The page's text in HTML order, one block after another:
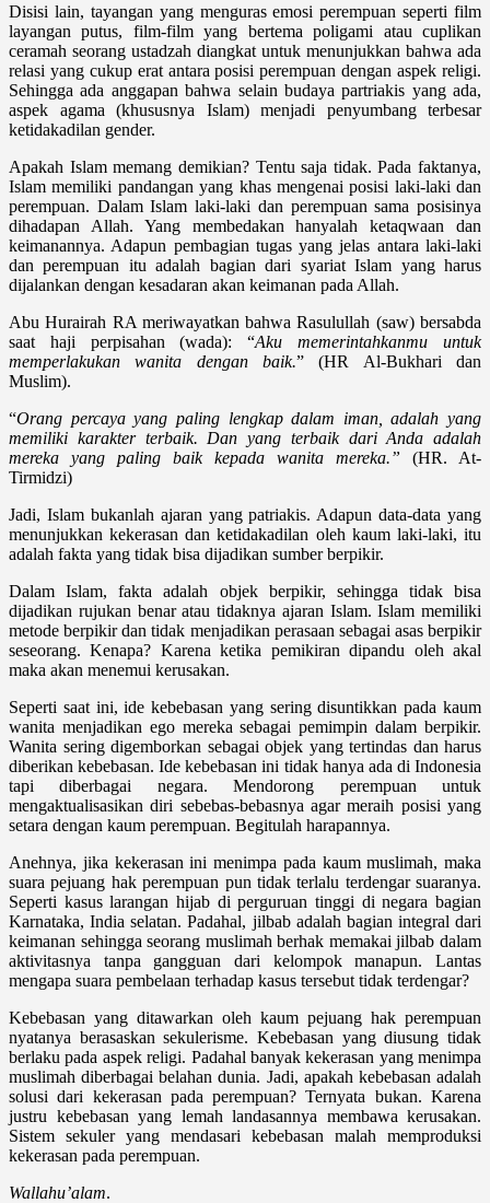
Disisi lain, tayangan yang menguras emosi perempuan seperti film
layangan putus, film-film yang bertema poligami atau cuplikan
ceramah seorang ustadzah diangkat untuk menunjukkan bahwa ada
relasi yang cukup erat antara posisi perempuan dengan aspek religi.
Sehingga ada anggapan bahwa selain budaya partriakis yang ada,
aspek agama (khususnya Islam) menjadi penyumbang terbesar
ketidakadilan gender.
Apakah Islam memang demikian? Tentu saja tidak. Pada faktanya,
Islam memiliki pandangan yang khas mengenai posisi laki-laki dan
perempuan. Dalam Islam laki-laki dan perempuan sama posisinya
dihadapan Allah. Yang membedakan hanyalah ketaqwaan dan
keimanannya. Adapun pembagian tugas yang jelas antara laki-laki
dan perempuan itu adalah bagian dari syariat Islam yang harus
dijalankan dengan kesadaran akan keimanan pada Allah.
Abu Hurairah RA meriwayatkan bahwa Rasulullah (saw) bersabda
saat haji perpisahan (wada): “Aku memerintahkanmu untuk
memperlakukan wanita dengan baik.” (HR Al-Bukhari dan
Muslim).
“Orang percaya yang paling lengkap dalam iman, adalah yang
memiliki karakter terbaik. Dan yang terbaik dari Anda adalah
mereka yang paling baik kepada wanita mereka.” (HR. At-
Tirmidzi)
Jadi, Islam bukanlah ajaran yang patriakis. Adapun data-data yang
menunjukkan kekerasan dan ketidakadilan oleh kaum laki-laki, itu
adalah fakta yang tidak bisa dijadikan sumber berpikir.
Dalam Islam, fakta adalah objek berpikir, sehingga tidak bisa
dijadikan rujukan benar atau tidaknya ajaran Islam. Islam memiliki
metode berpikir dan tidak menjadikan perasaan sebagai asas berpikir
seseorang. Kenapa? Karena ketika pemikiran dipandu oleh akal
maka akan menemui kerusakan.
Seperti saat ini, ide kebebasan yang sering disuntikkan pada kaum
wanita menjadikan ego mereka sebagai pemimpin dalam berpikir.
Wanita sering digemborkan sebagai objek yang tertindas dan harus
diberikan kebebasan. Ide kebebasan ini tidak hanya ada di Indonesia
tapi diberbagai negara. Mendorong perempuan untuk
mengaktualisasikan diri sebebas-bebasnya agar meraih posisi yang
setara dengan kaum perempuan. Begitulah harapannya.
Anehnya, jika kekerasan ini menimpa pada kaum muslimah, maka
suara pejuang hak perempuan pun tidak terlalu terdengar suaranya.
Seperti kasus larangan hijab di perguruan tinggi di negara bagian
Karnataka, India selatan. Padahal, jilbab adalah bagian integral dari
keimanan sehingga seorang muslimah berhak memakai jilbab dalam
aktivitasnya tanpa gangguan dari kelompok manapun. Lantas
mengapa suara pembelaan terhadap kasus tersebut tidak terdengar?
Kebebasan yang ditawarkan oleh kaum pejuang hak perempuan
nyatanya berasaskan sekulerisme. Kebebasan yang diusung tidak
berlaku pada aspek religi. Padahal banyak kekerasan yang menimpa
muslimah diberbagai belahan dunia. Jadi, apakah kebebasan adalah
solusi dari kekerasan pada perempuan? Ternyata bukan. Karena
justru kebebasan yang lemah landasannya membawa kerusakan.
Sistem sekuler yang mendasari kebebasan malah memproduksi
kekerasan pada perempuan.
Wallahu’alam.